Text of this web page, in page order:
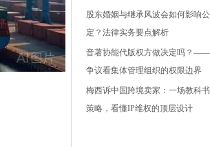
股东婚姻与继承风波会如何影响
定？法律实务要点解析
音著协能代版权方做决定吗？——
争议看集体管理组织的权限边界
梅西诉中国跨境卖家：一场教科
策略，看懂IP维权的顶层设计